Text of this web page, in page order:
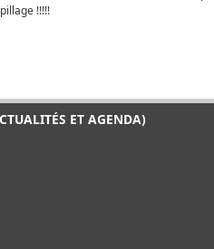
!!!!!
ET AGENDA)